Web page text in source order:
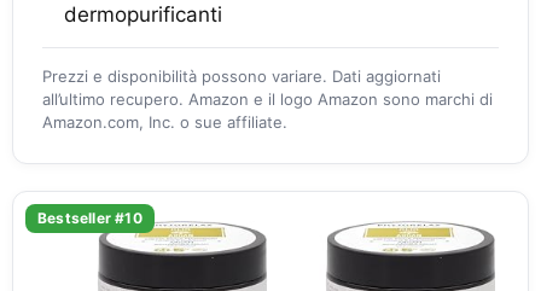
dermopurificanti
Prezzi e disponibilità possono variare. Dati aggiornati
all’ultimo recupero. Amazon e il logo Amazon sono marchi di
Amazon.com, Inc. o sue affiliate.
Bestseller #10